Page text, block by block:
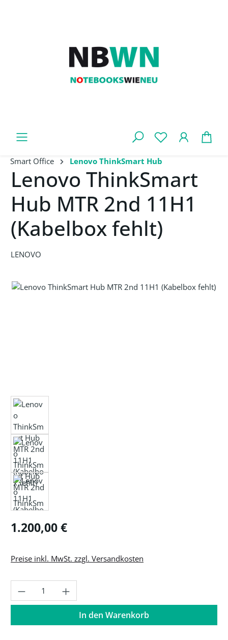
Smart Office Lenovo ThinkSmart Hub
Lenovo ThinkSmart
Hub MTR 2nd 11H1
(Kabelbox fehlt)
LENOVO
Bildergalerie überspringen
Regulärer Preis:
1.200,00 €
Preise inkl. MwSt. zzgl. Versandkosten
Produkt Anzahl: Gib den gewünschten
In den Warenkorb